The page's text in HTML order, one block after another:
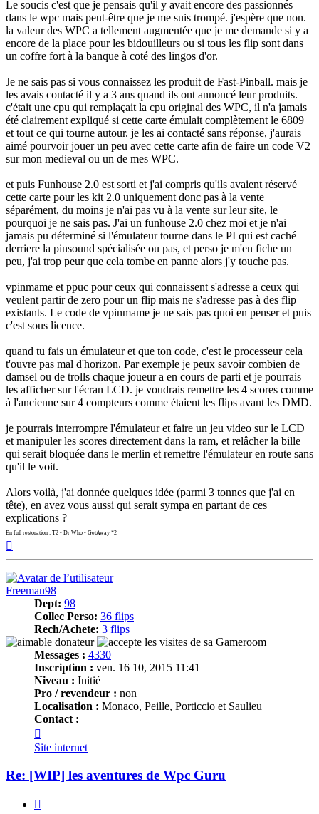
Le soucis c'est que je pensais qu'il y avait encore des passionnés
dans le wpc mais peut-être que je me suis trompé. j'espère que non.
la valeur des WPC a tellement augmentée que je me demande si y a
encore de la place pour les bidouilleurs ou si tous les flip sont dans
un coffre fort à la banque à coté des lingos d'or.
Je ne sais pas si vous connaissez les produit de Fast-Pinball. mais je
les avais contacté il y a 3 ans quand ils ont annoncé leur produits.
c'était une cpu qui remplaçait la cpu original des WPC, il n'a jamais
été clairement expliqué si cette carte émulait complètement le 6809
et tout ce qui tourne autour. je les ai contacté sans réponse, j'aurais
aimé pourvoir jouer un peu avec cette carte afin de faire un code V2
sur mon medieval ou un de mes WPC.
et puis Funhouse 2.0 est sorti et j'ai compris qu'ils avaient réservé
cette carte pour les kit 2.0 uniquement donc pas à la vente
séparément, du moins je n'ai pas vu à la vente sur leur site, le
pourquoi je ne sais pas. J'ai un funhouse 2.0 chez moi et je n'ai
jamais pu déterminé si l'émulateur tourne dans le PI qui est caché
derriere la pinsound spécialisée ou pas, et perso je m'en fiche un
peu, j'ai trop peur que cela tombe en panne alors j'y touche pas.
vpinmame et ppuc pour ceux qui connaissent s'adresse a ceux qui
veulent partir de zero pour un flip mais ne s'adresse pas à des flip
existants. Le code de vpinmame je ne sais pas quoi en penser et puis
c'est sous licence.
quand tu fais un émulateur et que ton code, c'est le processeur cela
t'ouvre pas mal d'horizon. Par exemple je peux savoir combien de
damsel ou de trolls chaque joueur a en cours de parti et je pourrais
les afficher sur l'écran LCD. je voudrais remettre les 4 scores comme
à l'ancienne sur 4 compteurs comme étaient les flips avant les DMD.
je pourrais interrompre l'émulateur et faire un jeu video sur le LCD
et manipuler les scores directement dans la ram, et relâcher la bille
qui serait bloquée dans le merlin et remettre l'émulateur en route sans
qu'il le voit.
Alors voilà, j'ai donnée quelques idée (parmi 3 tonnes que j'ai en
tête), en avez vous aussi qui serait sympa en partant de ces
explications ?
En full restoration : T2 - Dr Who - GetAway *2
Freeman98
Dept: 98
Collec Perso: 36 flips
Rech/Achete: 3 flips
Messages : 4330
Inscription : ven. 16 10, 2015 11:41
Niveau : Initié
Pro / revendeur : non
Localisation : Monaco, Peille, Porticcio et Saulieu
Contact :
Freeman98
Site internet
Re: [WIP] les aventures de Wpc Guru